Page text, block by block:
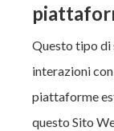
Questo tipo
interazioni
piattaforme
questo Sito